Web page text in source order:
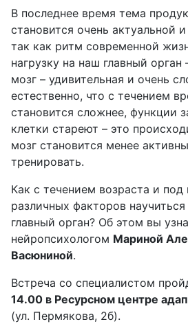
В последнее время тема
становится очень актуальной
так как ритм современной
нагрузку на наш главный
мозг – удивительная и очень
естественно, что с течением
становится сложнее, функции
клетки стареют – это
мозг становится менее
тренировать.
Как с течением возраста и под
различных факторов
главный орган? Об этом вы
нейропсихологом Мариной
Васюниной.
Встреча со специалистом
14.00 в Ресурсном центре
(ул. Пермякова, 2б).